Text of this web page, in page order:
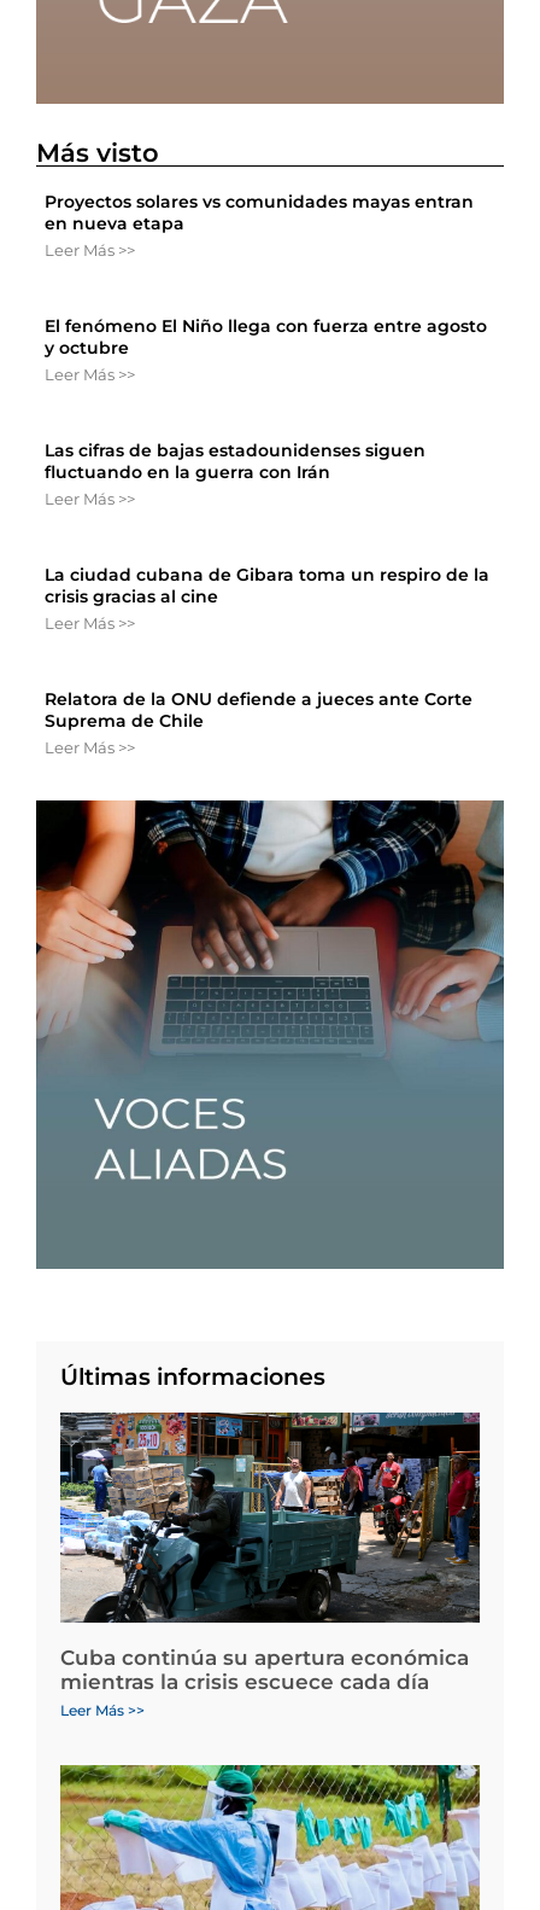
Más visto
Proyectos solares vs comunidades mayas entran
en nueva etapa
Leer Más >>
El fenómeno El Niño llega con fuerza entre agosto
y octubre
Leer Más >>
Las cifras de bajas estadounidenses siguen
fluctuando en la guerra con Irán
Leer Más >>
La ciudad cubana de Gibara toma un respiro de la
crisis gracias al cine
Leer Más >>
Relatora de la ONU defiende a jueces ante Corte
Suprema de Chile
Leer Más >>
Últimas informaciones
Cuba continúa su apertura económica
mientras la crisis escuece cada día
Leer Más >>